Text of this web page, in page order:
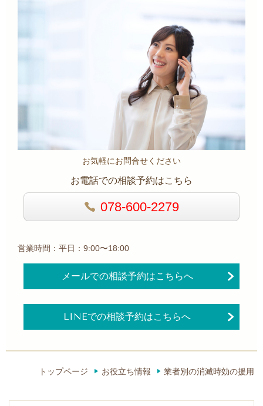
お気軽にお問合せください
お電話での相談予約はこちら
078-600-2279
営業時間：平日：9:00〜18:00
メールでの相談予約はこちらへ
LINEでの相談予約はこちらへ
トップページ お役立ち情報 業者別の消滅時効の援用